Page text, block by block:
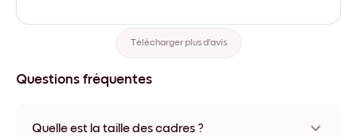
Télécharger plus d'avis
Questions fréquentes
Quelle est la taille des cadres ?